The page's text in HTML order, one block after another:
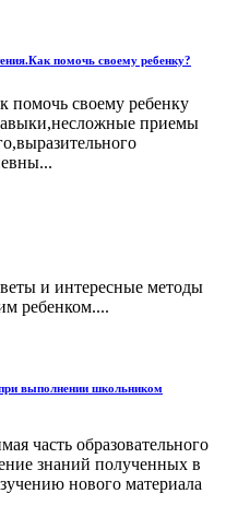
помочь своему ребенку?
помочь своему ребенку
приемы
и интересные методы
ребенком....
выполнении школьником
часть образовательного
знаний полученных в
нового материала